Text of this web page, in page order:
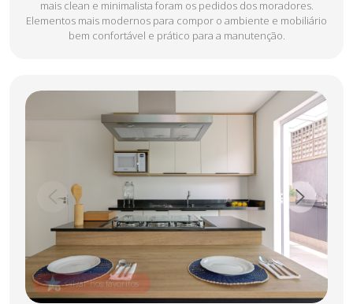
mais clean e minimalista foram os pedidos dos moradores.
Elementos mais modernos para compor o ambiente e mobiliário
bem confortável e prático para a manutenção.
salvar nos favoritos